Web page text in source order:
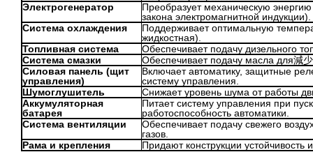
Электрогенератор
Преобразует механическую
закона электромагнитной индукции).
Система охлаждения
Поддерживает оптимальную
жидкостная).
Топливная система
Обеспечивает подачу дизельного
Система смазки
Обеспечивает подачу масла для減
Силовая панель (щит
управления)
Включает автоматику, защитные
систему управления.
Шумоглушитель
Снижает уровень шума от работы
Аккумуляторная
батарея
Питает систему управления при
работоспособность автоматики.
Система вентиляции
Обеспечивает подачу свежего
газов.
Рама и крепления
Придают конструкции